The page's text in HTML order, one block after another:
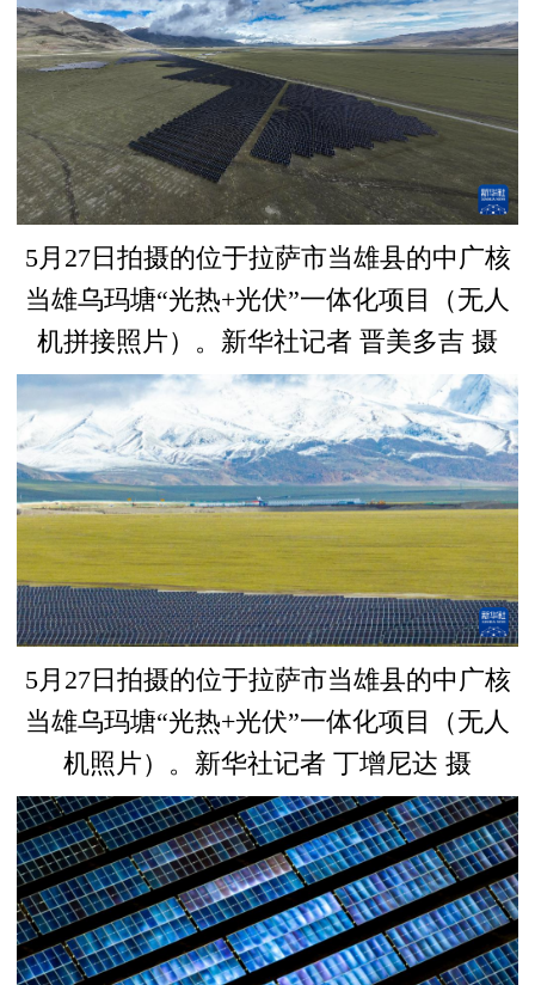
5月27日拍摄的位于拉萨市当雄县的中广核
当雄乌玛塘“光热+光伏”一体化项目（无人
机拼接照片）。新华社记者 晋美多吉 摄
5月27日拍摄的位于拉萨市当雄县的中广核
当雄乌玛塘“光热+光伏”一体化项目（无人
机照片）。新华社记者 丁增尼达 摄